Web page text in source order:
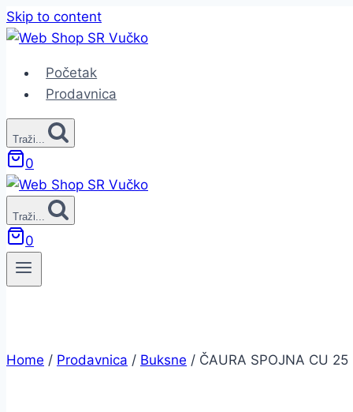
Skip to content
Početak
Prodavnica
Traži...
0
Traži...
0
Home / Prodavnica / Buksne / ČAURA SPOJNA CU